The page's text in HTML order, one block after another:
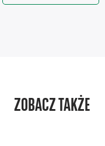
ZOBACZ TAKŻE